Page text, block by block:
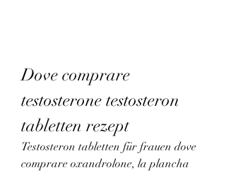
Dove comprare
testosterone testosteron
tabletten rezept
Testosteron tabletten für frauen dove
comprare oxandrolone, la plancha